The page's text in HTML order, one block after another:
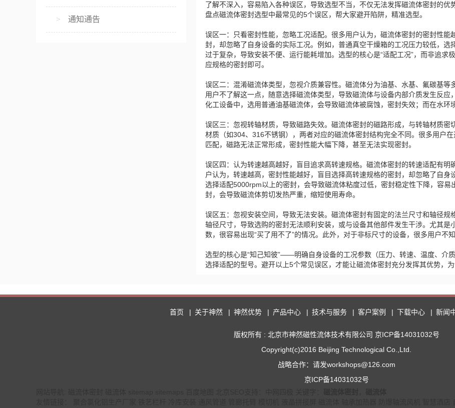
通知通告
了解不深入，容易陷入各种误区，导致选型不当，不仅无法发挥磁流体密封的
盘点磁流体密封选型中最常见的5个误区，帮大家避开陷阱，精准选型。
误区一：只看密封性能，忽略工况适配。很多用户认为，磁流体密封的密封性
封，却忽略了自身设备的实际工况。例如，普通真空干燥箱的工况压力较低，
过于复杂，导致安装不便、运行能耗增加。选型的核心是“适配工况”，而非追
应规格的密封即可。
误区二：混淆磁流体类型，忽视介质兼容性。磁流体分为油基、水基、氟碳基
用户不了解这一点，随意选择磁流体类型，导致磁流体与设备内部介质发生反
化工设备中，选用普通油基磁流体，会导致磁流体被腐蚀，密封失效；而在水环
误区三：忽视转轴材质，导致磁路失效。磁流体密封的磁路形成，与转轴材质
材质（如304、316不锈钢），两者对应的磁流体密封结构完全不同。很多用户
匹配，磁路无法正常形成，密封性能大幅下降，甚至无法实现密封。
误区四：认为转速越高越好，盲目追求高转速规格。磁流体密封的转速适配有
户认为，转速越高，密封性能越好，盲目选择高转速规格的密封，却忽略了自
选择适配5000rpm以上的密封，会导致磁流体粘度过低，密封稳定性下降，容
封，会导致磁流体剪切发热严重，缩短使用寿命。
误区五：忽视安装空间，导致无法安装。磁流体密封有固定的法兰尺寸和轴径规
轴径尺寸，导致选购的密封无法顺利安装，或与设备其他部件发生干涉。尤其
数，很容易出现“买了用不了”的情况。此外，对于非标尺寸的设备，很多用户不
选型的核心是“知己知彼”——明确自身设备的工况参数（压力、转速、温度、介
选择适配的型号。避开以上5个常见误区，才能让磁流体密封充分发挥其优势，
首页 关于神然 神然优势 产品中心 技术与服务 客户案例 下载中心 新闻
版权所有 : 北京市神然磁性流体技术有限公司 京ICP备14031032号
Copyright(c)2016 Beijing Technological Co.,Ltd.
战略合作：请发workshops@126.com
京ICP备14031032号